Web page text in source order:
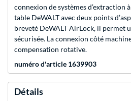
connexion de systèmes d’extraction
table DeWALT avec deux points
breveté DeWALT AirLock, il permet
sécurisée. La connexion côté
compensation rotative.
numéro d'article 1639903
Détails